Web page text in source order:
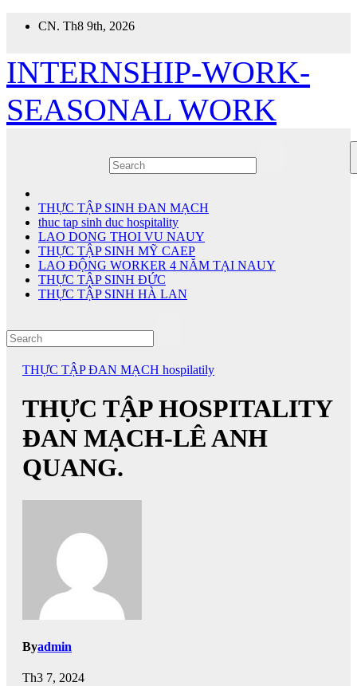
CN. Th8 9th, 2026
INTERNSHIP-WORK-
SEASONAL WORK
THỰC TẬP SINH ĐAN MẠCH
thuc tap sinh duc hospitality
LAO DONG THOI VU NAUY
THỰC TẬP SINH MỸ CAEP
LAO ĐỘNG WORKER 4 NĂM TẠI NAUY
THỰC TẬP SINH ĐỨC
THỰC TẬP SINH HÀ LAN
THỰC TẬP ĐAN MẠCH hospilatily
THỰC TẬP HOSPITALITY
ĐAN MẠCH-LÊ ANH
QUANG.
Byadmin
Th3 7, 2024